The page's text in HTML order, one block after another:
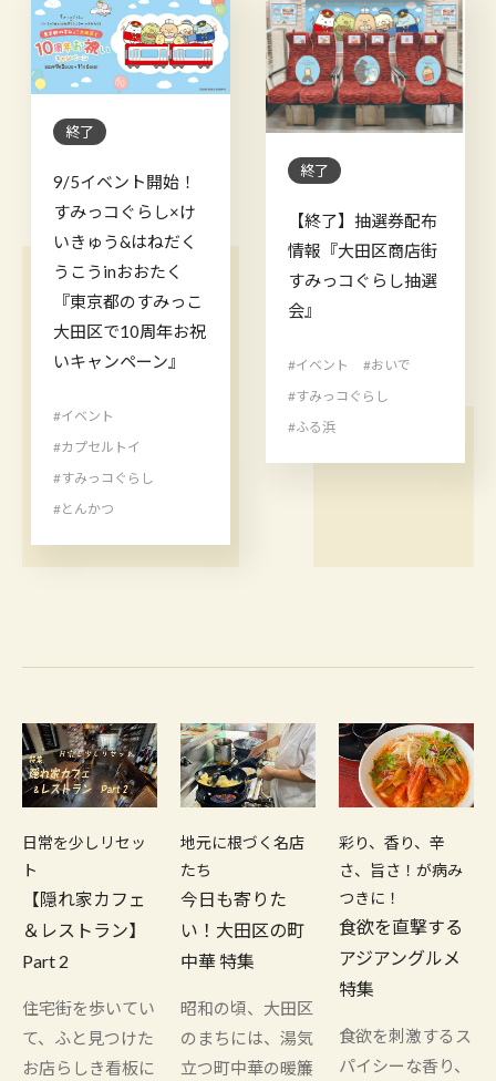
終了
9/5イベント開始！
すみっコぐらし×け
いきゅう&はねだく
うこうinおおたく
『東京都のすみっこ
大田区で10周年お祝
いキャンペーン』
#イベント
#カプセルトイ
#すみっコぐらし
#とんかつ
終了
【終了】抽選券配布
情報『大田区商店街
すみっコぐらし抽選
会』
#イベント
#おいで
#すみっコぐらし
#ふる浜
日常を少しリセッ
ト
【隠れ家カフェ
＆レストラン】
Part 2
住宅街を歩いてい
て、ふと見つけた
お店らしき看板に
地元に根づく名店
たち
今日も寄りた
い！大田区の町
中華 特集
昭和の頃、大田区
のまちには、湯気
立つ町中華の暖簾
彩り、香り、辛
さ、旨さ！が病み
つきに！
食欲を直撃する
アジアングルメ
特集
食欲を刺激するス
パイシーな香り、